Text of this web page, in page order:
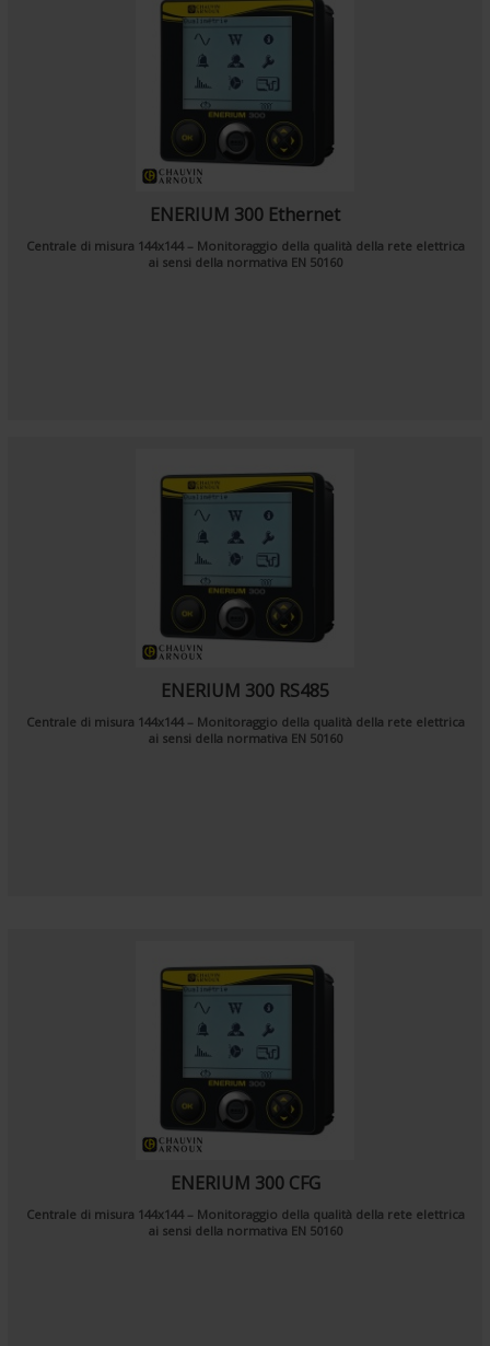
ENERIUM 300 Ethernet
Centrale di misura 144x144 – Monitoraggio della qualità della rete elettrica
ai sensi della normativa EN 50160
ENERIUM 300 RS485
Centrale di misura 144x144 – Monitoraggio della qualità della rete elettrica
ai sensi della normativa EN 50160
ENERIUM 300 CFG
Centrale di misura 144x144 – Monitoraggio della qualità della rete elettrica
ai sensi della normativa EN 50160